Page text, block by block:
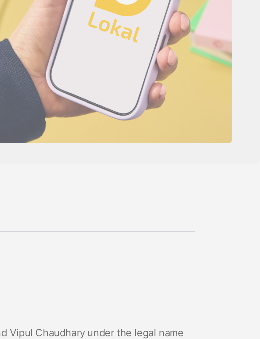
Vipul Chaudhary under the legal name